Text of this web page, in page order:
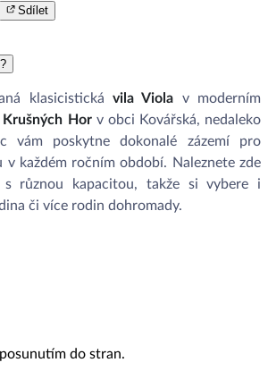
Sdílet
klasicistická vila Viola v moderním
Krušných Horv obci Kovářská, nedaleko
vám poskytne dokonalé zázemí pro
v každém ročním období. Naleznete zde
s různou kapacitou, takže si vybere i
či více rodin dohromady.
do stran.